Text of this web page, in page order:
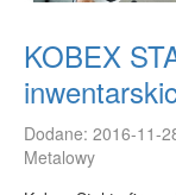
KOBEX
Dodane: 2016-11-
Metalowy